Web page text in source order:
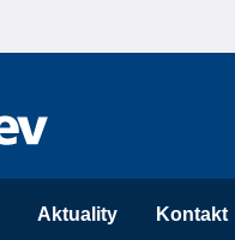
Aktuality Kontakt